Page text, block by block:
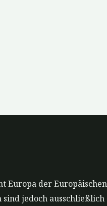
Europa der
jedoch